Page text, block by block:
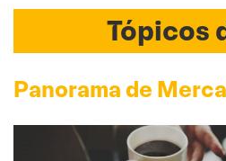
Tópicos
Panorama de